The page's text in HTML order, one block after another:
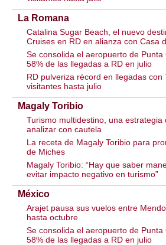
La Romana
Catalina Sugar Beach, el nuevo
Cruises en RD en alianza con Casa
Se consolida el aeropuerto de Punta
58% de las llegadas a RD en julio
RD pulveriza récord en llegadas con
visitantes hasta julio
Magaly Toribio
Turismo multidestino, una estrategia
analizar con cautela
La receta de Magaly Toribio para
de Miches
Magaly Toribio: “Hay que saber
evitar impacto negativo en turismo”
México
Arajet pausa sus vuelos entre
hasta octubre
Se consolida el aeropuerto de Punta
58% de las llegadas a RD en julio